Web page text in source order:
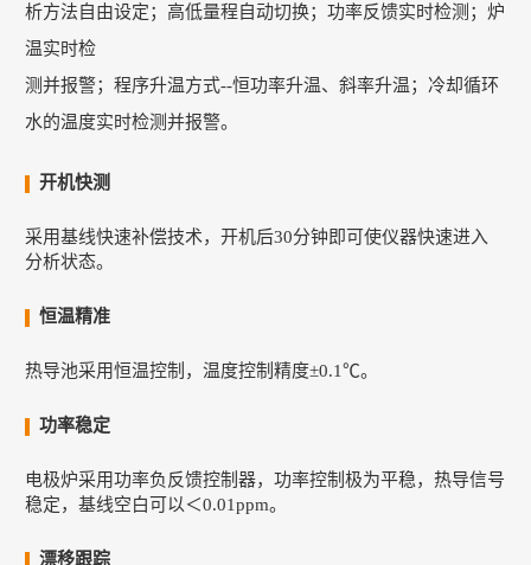
析方法自由设定；高低量程自动切换；功率反馈实时检测；炉
温实时检
测并报警；程序升温方式--恒功率升温、斜率升温； 冷却循环
水的温度实时检测并报警。
开机快测
采用基线快速补偿技术，开机后30分钟即可使仪器快速进入
分析状态。
恒温精准
热导池采用恒温控制，温度控制精度±0.1℃。
功率稳定
电极炉采用功率负反馈控制器，功率控制极为平稳，热导信号
稳定，基线空白可以＜0.01ppm。
漂移跟踪